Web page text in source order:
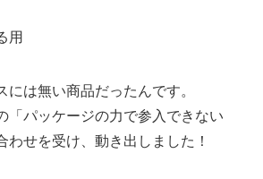
用
には無い商品だったんです。
「パッケージの力で参入できない
わせを受け、動き出しました！